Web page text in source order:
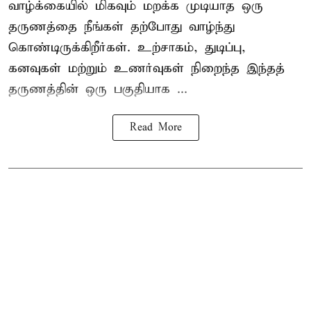
வாழ்க்கையில் மிகவும் மறக்க முடியாத ஒரு
தருணத்தை நீங்கள் தற்போது வாழ்ந்து
கொண்டிருக்கிறீர்கள். உற்சாகம், துடிப்பு,
கனவுகள் மற்றும் உணர்வுகள் நிறைந்த இந்தத்
தருணத்தின் ஒரு பகுதியாக ...
Read More